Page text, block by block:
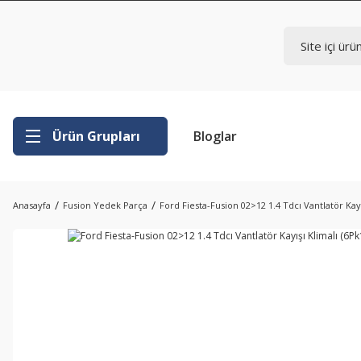
Ürün Grupları Bloglar
Anasayfa Fusion Yedek Parça Ford Fiesta-Fusion 02>12 1.4 Tdcı Vantlatör